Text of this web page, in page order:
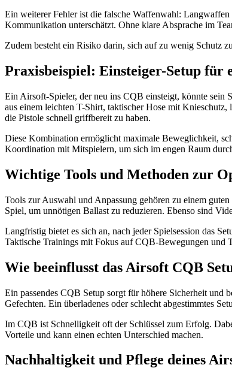
Ein weiterer Fehler ist die falsche Waffenwahl:
Kommunikation unterschätzt. Ohne klare Absprache im
Zudem besteht ein Risiko darin, sich auf zu wenig Schutz
Praxisbeispiel: Einsteiger-Setup für
Ein Airsoft-Spieler, der neu ins CQB einsteigt, könnte sein
aus einem leichten T-Shirt, taktischer Hose mit
die Pistole schnell griffbereit zu haben.
Diese Kombination ermöglicht maximale Beweglichkeit,
Koordination mit Mitspielern, um sich im engen Raum
Wichtige Tools und Methoden zur
Tools zur Auswahl und Anpassung gehören zu einem
Spiel, um unnötigen Ballast zu reduzieren. Ebenso sind
Langfristig bietet es sich an, nach jeder Spielsession das
Taktische Trainings mit Fokus auf CQB-Bewegungen und
Wie beeinflusst das Airsoft CQB
Ein passendes CQB Setup sorgt für höhere Sicherheit und
Gefechten. Ein überladenes oder schlecht abgestimmtes
Im CQB ist Schnelligkeit oft der Schlüssel zum Erfolg.
Vorteile und kann einen echten Unterschied machen.
Nachhaltigkeit und Pflege deines